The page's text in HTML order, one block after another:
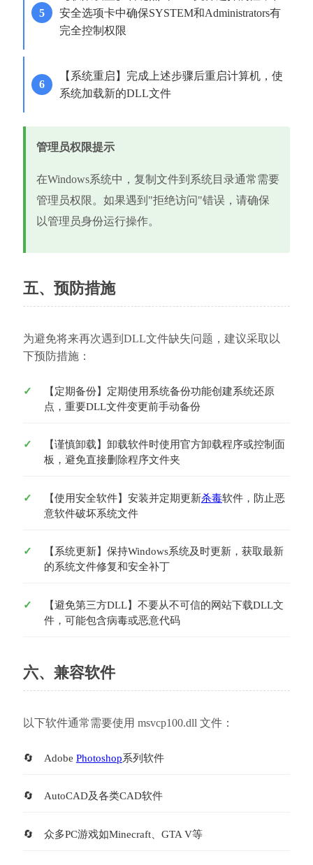
安全选项卡中确保SYSTEM和Administrators有
完全控制权限
【系统重启】完成上述步骤后重启计算机，使
系统加载新的DLL文件
管理员权限提示
在Windows系统中，复制文件到系统目录通常需要
管理员权限。如果遇到"拒绝访问"错误，请确保
以管理员身份运行操作。
五、预防措施
为避免将来再次遇到DLL文件缺失问题，建议采取以
下预防措施：
【定期备份】定期使用系统备份功能创建系统还原
点，重要DLL文件变更前手动备份
【谨慎卸载】卸载软件时使用官方卸载程序或控制面
板，避免直接删除程序文件夹
【使用安全软件】安装并定期更新杀毒软件，防止恶
意软件破坏系统文件
【系统更新】保持Windows系统及时更新，获取最新
的系统文件修复和安全补丁
【避免第三方DLL】不要从不可信的网站下载DLL文
件，可能包含病毒或恶意代码
六、兼容软件
以下软件通常需要使用 msvcp100.dll 文件：
Adobe Photoshop系列软件
AutoCAD及各类CAD软件
众多PC游戏如Minecraft、GTA V等